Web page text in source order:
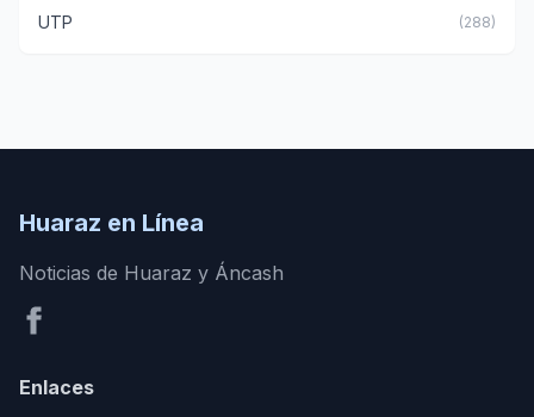
UTP (288)
Huaraz en Línea
Noticias de Huaraz y Áncash
Enlaces